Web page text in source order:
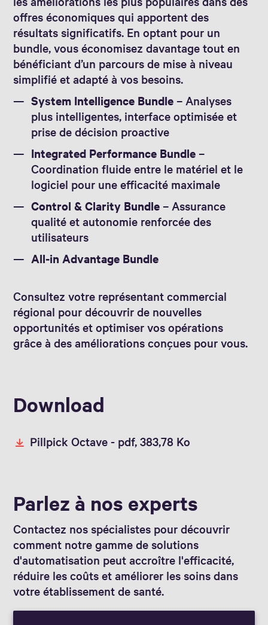
offres économiques qui apportent des
résultats significatifs. En optant pour un
bundle, vous économisez davantage tout en
bénéficiant d’un parcours de mise à niveau
simplifié et adapté à vos besoins.
System Intelligence Bundle– Analyses
plus intelligentes, interface optimisée et
prise de décision proactive
Integrated Performance Bundle–
Coordination fluide entre le matériel et le
logiciel pour une efficacité maximale
Control & Clarity Bundle– Assurance
qualité et autonomie renforcée des
utilisateurs
All‑in Advantage Bundle
Consultez votre représentant commercial
régional pour découvrir de nouvelles
opportunités et optimiser vos opérations
grâce à des améliorations conçues pour vous.
Download
Pillpick Octave - pdf, 383,78 Ko
Parlez à nos experts
Contactez nos spécialistes pour découvrir
comment notre gamme de solutions
d'automatisation peut accroître l'efficacité,
réduire les coûts et améliorer les soins dans
votre établissement de santé.